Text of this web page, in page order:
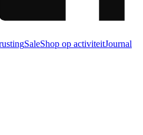
SaleShop op activiteitJournal